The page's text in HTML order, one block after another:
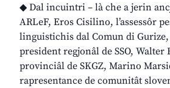
◆ Dal incuintri – là che a jerin
ARLeF, Eros Cisilino, l’assessôr
linguistichis dal Comun di
president regjonâl de SSO, Walter
provinciâl de SKGZ, Marino
rapresentance de comunitât